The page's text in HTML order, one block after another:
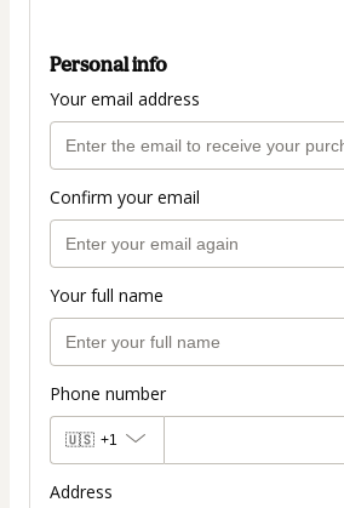
Personal info
Your email address
Confirm your email
Your full name
Phone number
🇺🇸 +1
Address